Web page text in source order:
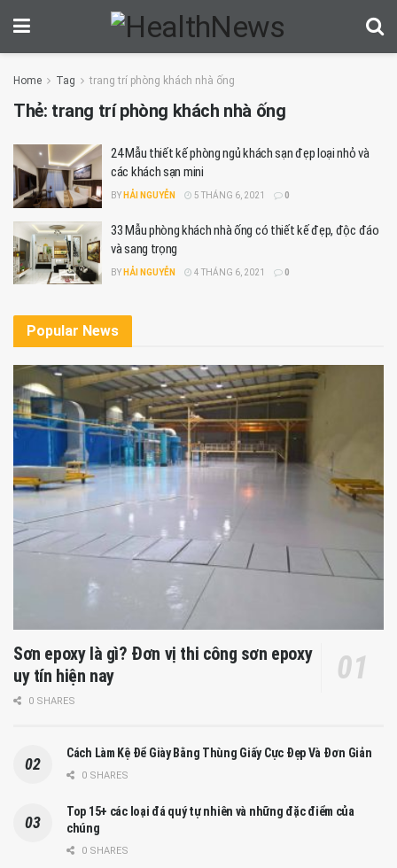
Home Tag trang trí phòng khách nhà ống
Thẻ: trang trí phòng khách nhà ống
24 Mẫu thiết kế phòng ngủ khách sạn đẹp loại nhỏ và
các khách sạn mini
BY HẢI NGUYỄN 5 THÁNG 6, 2021 0
33 Mẫu phòng khách nhà ống có thiết kế đẹp, độc đáo
và sang trọng
BY HẢI NGUYỄN 4 THÁNG 6, 2021 0
Popular News
Sơn epoxy là gì? Đơn vị thi công sơn epoxy
uy tín hiện nay
0 SHARES
Cách Làm Kệ Để Giày Bằng Thùng Giấy Cực Đẹp Và Đơn Giản
0 SHARES
Top 15+ các loại đá quý tự nhiên và những đặc điểm của
chúng
0 SHARES